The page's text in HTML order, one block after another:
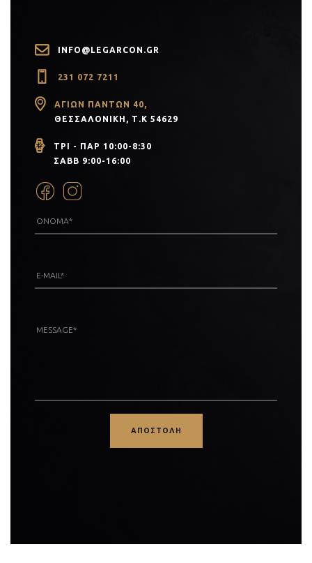
INFO@LEGARCON.GR
231 072 7211
ΑΓΊΩΝ ΠΆΝΤΩΝ 40,
ΘΕΣΣΑΛΟΝΊΚΗ, Τ.Κ 54629
ΤΡΙ - ΠΑΡ 10:00-8:30
ΣΑΒΒ 9:00-16:00